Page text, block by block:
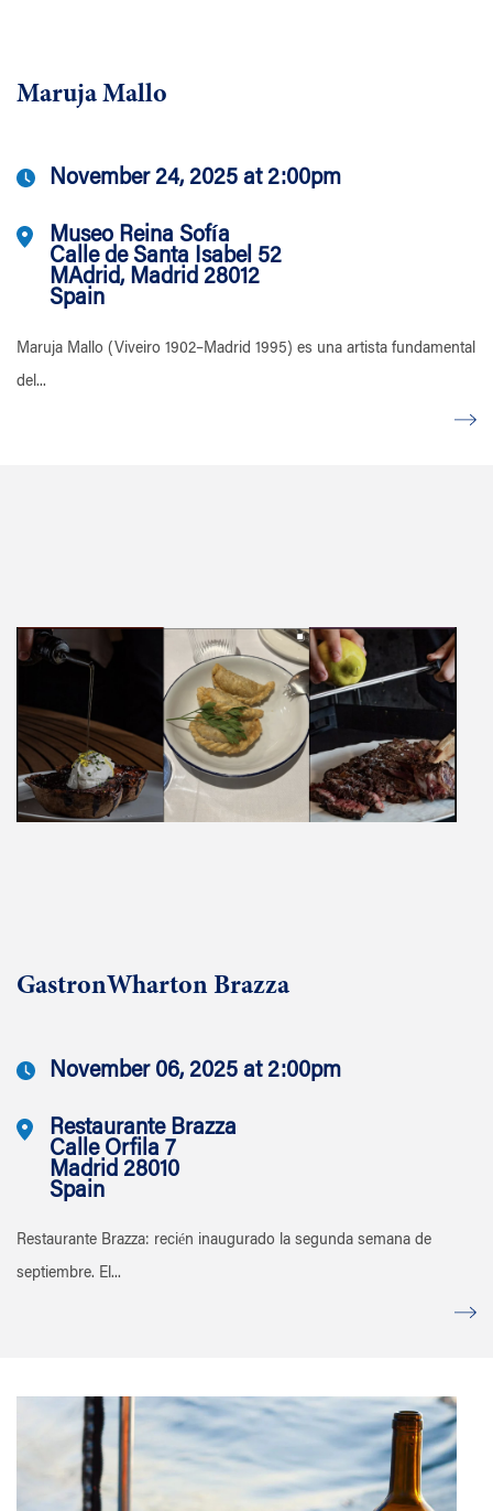
Maruja Mallo
November 24, 2025 at 2:00pm
Museo Reina Sofía
Calle de Santa Isabel 52
MAdrid, Madrid 28012
Spain
Maruja Mallo (Viveiro 1902–Madrid 1995) es una artista fundamental
del...
GastronWharton Brazza
November 06, 2025 at 2:00pm
Restaurante Brazza
Calle Orfila 7
Madrid 28010
Spain
Restaurante Brazza: recién inaugurado la segunda semana de
septiembre. El...